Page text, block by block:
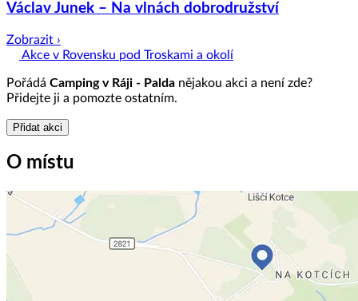
Václav Junek – Na vlnách dobrodružství
Zobrazit ›
Akce v Rovensku pod Troskami a okolí
Pořádá Camping v Ráji - Palda nějakou akci a není zde?
Přidejte ji a pomozte ostatním.
Přidat akci
O místu